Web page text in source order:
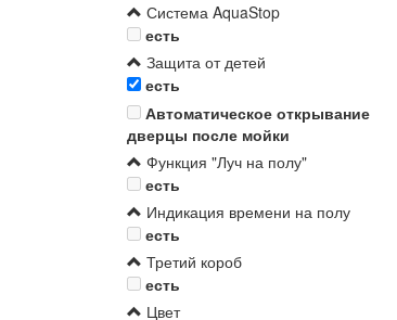
Система AquaStop
есть
Защита от детей
есть
Автоматическое открывание
дверцы после мойки
Функция "Луч на полу"
есть
Индикация времени на полу
есть
Третий короб
есть
Цвет